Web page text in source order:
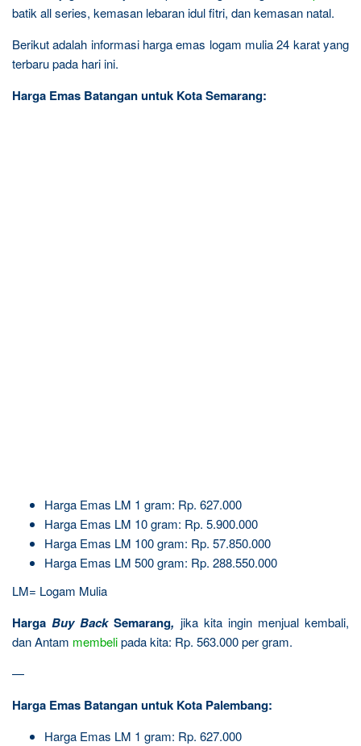
batik all series, kemasan lebaran idul fitri, dan kemasan natal.
Berikut adalah informasi harga emas logam mulia 24 karat yang
terbaru pada hari ini.
Harga Emas Batangan untuk Kota Semarang:
Harga Emas LM 1 gram: Rp. 627.000
Harga Emas LM 10 gram: Rp. 5.900.000
Harga Emas LM 100 gram: Rp. 57.850.000
Harga Emas LM 500 gram: Rp. 288.550.000
LM= Logam Mulia
HargaBuy BackSemarang, jika kita ingin menjual kembali,
dan Antam membelipada kita: Rp. 563.000 per gram.
—
Harga Emas Batangan untuk Kota Palembang:
Harga Emas LM 1 gram: Rp. 627.000